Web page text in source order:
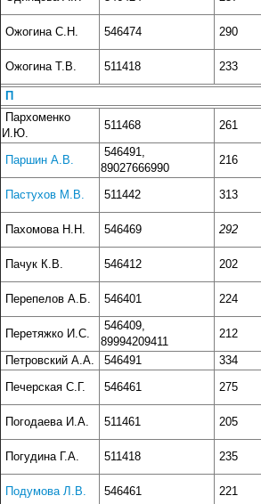
Ожогина С.Н.
546474 290
Ожогина Т.В.
511418 233
П
Пархоменко
И.Ю.
511468 261
Паршин А.В.
546491,
89027666990
216
Пастухов М.В.
511442 313
Пахомова Н.Н.
546469 292
Пачук К.В.
546412 202
Перепелов А.Б.
546401 224
Перетяжко И.С.
546409,
89994209411
212
Петровский А.А.
546491 334
Печерская С.Г.
546461 275
Погодаева И.А.
511461 205
Погудина Г.А.
511418 235
Подумова Л.В.
546461 221